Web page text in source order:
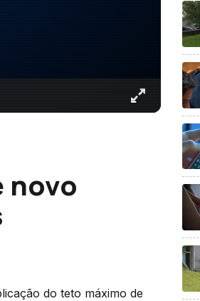
novo
do teto máximo de